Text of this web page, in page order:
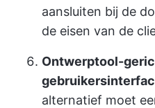
aansluiten bij de
de eisen van de
Ontwerptool-
alternatief moet